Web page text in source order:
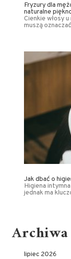
Fryzury dla
naturalne
Cienkie włosy
muszą
Jak dbać o
Higiena
jednak ma
Archiwa
lipiec 2026